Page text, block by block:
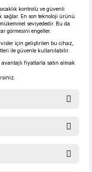
kontrolü ve güvenli
sağlar. En son teknoloji ürünü
seviyededir. Bu da
görmesini engeller.
için geliştirilen bu cihaz,
ile güvenle kullanılabilir.
fiyatlarla satın almak